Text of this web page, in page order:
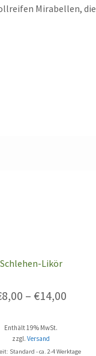
Mirabellen, die
Schlehen-Likör
8,00 – €14,00
Enthält 19% MwSt.
zzgl.Versand
Standard - ca. 2-4 Werktage